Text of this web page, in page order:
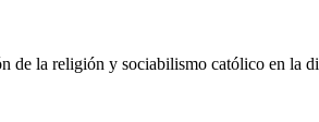
de la religión y sociabilismo católico en la